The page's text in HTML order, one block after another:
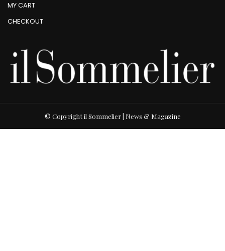
MY CART
CHECKOUT
© Copyright il Sommelier | News & Magazine